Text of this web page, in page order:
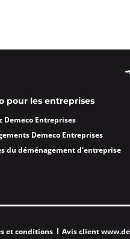
pour les entreprises
Demeco Entreprises
Demeco Entreprises
du déménagement d'entreprise
et conditions Avis client